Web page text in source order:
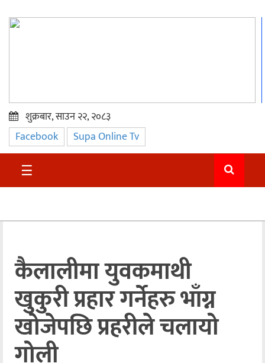
प्रमुख
समाचार
सुदुर
अन्तराष्ट्रिय
अन्तर्वार्ता
अर्थ
खेलकुद
शुक्रबार, साउन २२, २०८३
Facebook Supa Online Tv
☰
कैलालीमा युवकमाथी
खुकुरी प्रहार गर्नेहरु भाँग्न
खोजेपछि प्रहरीले चलायो